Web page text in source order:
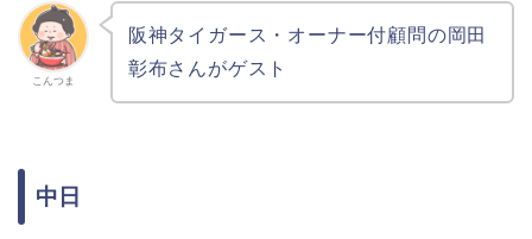
こんつま
阪神タイガース・オーナー付顧問の岡田
彰布さんがゲスト
中日